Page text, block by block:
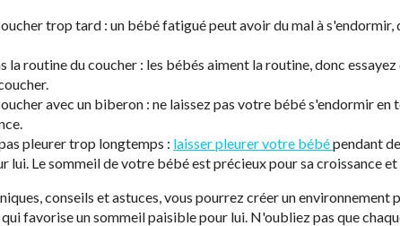
trop tard : un bébé fatigué peut avoir du mal à
la routine du coucher : les bébés aiment la routine, donc
avec un biberon : ne laissez pas votre bébé s'endormir
pleurer trop longtemps : laisser pleurer votre bébépendant
lui. Le sommeil de votre bébé est précieux pour sa croissance
conseils et astuces, vous pourrez créer un
favorise un sommeil paisible pour lui. N'oubliez pas que